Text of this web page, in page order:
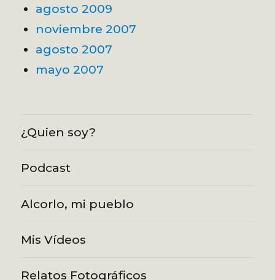
agosto 2009
noviembre 2007
agosto 2007
mayo 2007
¿Quien soy?
Podcast
Alcorlo, mi pueblo
Mis Vídeos
Relatos Fotográficos